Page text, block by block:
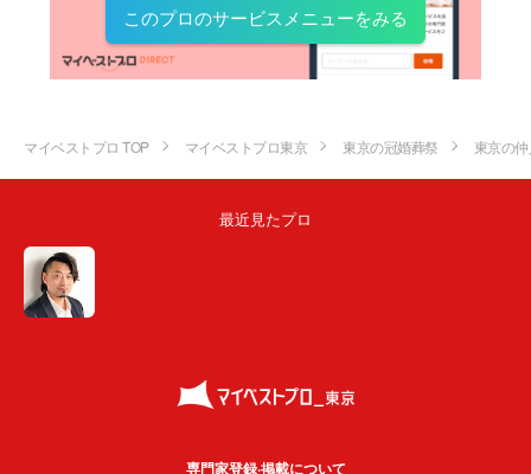
このプロのサービスメニューをみる
マイベストプロ TOP マイベストプロ東京 東京の冠婚葬祭 東京の
最近見たプロ
専門家登録·掲載について